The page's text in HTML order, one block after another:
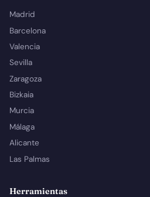
Madrid
Barcelona
Valencia
Sevilla
Zaragoza
Bizkaia
Murcia
Málaga
Alicante
Las Palmas
Herramientas